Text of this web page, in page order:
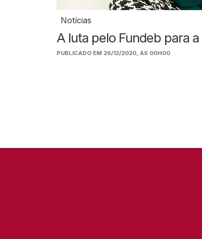
Notícias
A luta pelo Fundeb para
PUBLICADO EM 26/12/2020, ÀS 00H00